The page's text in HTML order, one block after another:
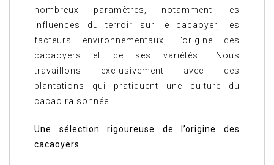
nombreux paramètres, notamment les
influences du terroir sur le cacaoyer, les
facteurs environnementaux, l’origine des
cacaoyers et de ses variétés… Nous
travaillons exclusivement avec des
plantations qui pratiquent une culture du
cacao raisonnée.
Une sélection rigoureuse de l’origine des
cacaoyers